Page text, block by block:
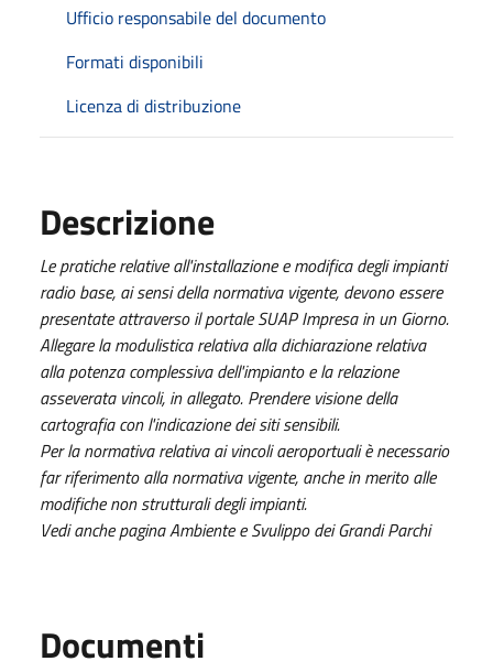
Ufficio responsabile del documento
Formati disponibili
Licenza di distribuzione
Descrizione
Le pratiche relative all'installazione e modifica degli impianti
radio base, ai sensi della normativa vigente, devono essere
presentate attraverso il portale SUAP Impresa in un Giorno.
Allegare la modulistica relativa alla dichiarazione relativa
alla potenza complessiva dell'impianto e la relazione
asseverata vincoli, in allegato. Prendere visione della
cartografia con l'indicazione dei siti sensibili.
Per la normativa relativa ai vincoli aeroportuali è necessario
far riferimento alla normativa vigente, anche in merito alle
modifiche non strutturali degli impianti.
Vedi anche pagina Ambiente e Svulippo dei Grandi Parchi
Documenti